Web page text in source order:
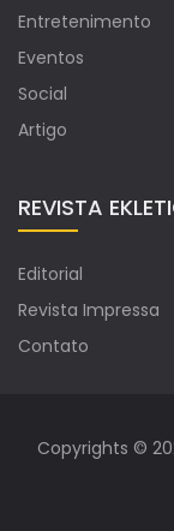
Entretenimento
Eventos
Social
Artigo
REVISTA
Editorial
Revista Impressa
Contato
Copyrights ©